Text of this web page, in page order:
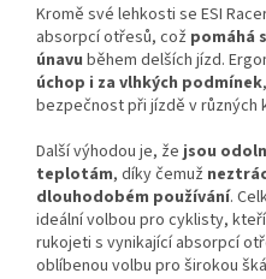
Kromě své lehkosti se ESI
absorpcí otřesů, což pomáhá
únavu během delších jízd.
úchop i za vlhkých podmínek
bezpečnost při jízdě v různých
Další výhodou je, že jsou
teplotám, díky čemuž
dlouhodobém používání.
ideální volbou pro cyklisty,
rukojeti s vynikající absorpcí
oblíbenou volbu pro širokou